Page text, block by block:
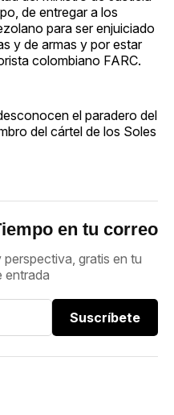
de entregar a los
para ser enjuiciado
y de armas y por estar
colombiano FARC.
el paradero del
del cártel de los Soles
en tu correo
gratis en tu
entrada
Suscríbete